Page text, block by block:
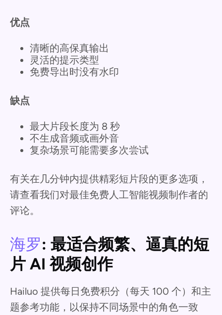
优点
清晰的高保真输出
灵活的提示类型
免费导出时没有水印
缺点
最大片段长度为 8 秒
不生成音频或画外音
复杂场景可能需要多次尝试
有关在几分钟内提供精彩短片段的更多选项，
请查看我们对最佳免费人工智能视频制作者的
评论。
海罗: 最适合频繁、逼真的短
片 AI 视频创作
Hailuo 提供每日免费积分（每天 100 个）和主
题参考功能，以保持不同场景中的角色一致